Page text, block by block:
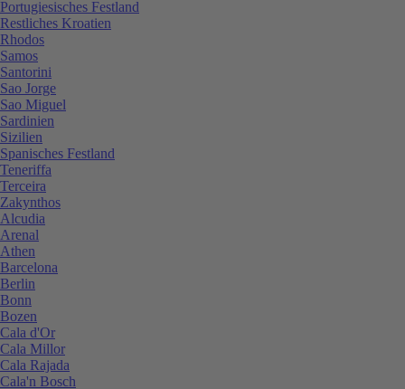
Portugiesisches Festland
Restliches Kroatien
Rhodos
Samos
Santorini
Sao Jorge
Sao Miguel
Sardinien
Sizilien
Spanisches Festland
Teneriffa
Terceira
Zakynthos
Alcudia
Arenal
Athen
Barcelona
Berlin
Bonn
Bozen
Cala d'Or
Cala Millor
Cala Rajada
Cala'n Bosch